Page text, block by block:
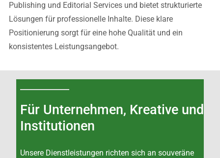
Publishing und Editorial Services und bietet strukturierte
Lösungen für professionelle Inhalte. Diese klare
Positionierung sorgt für eine hohe Qualität und ein
konsistentes Leistungsangebot.
Für Unternehmen, Kreative und
Institutionen
Unsere Dienstleistungen richten sich an souveräne